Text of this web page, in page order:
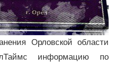
Орловской области
информацию по